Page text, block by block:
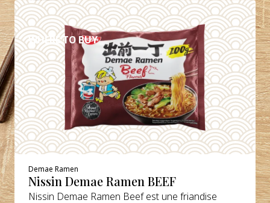
WHERE TO BUY
DÉTAILS
Demae Ramen
Nissin Demae Ramen BEEF
Nissin Demae Ramen Beef est une friandise